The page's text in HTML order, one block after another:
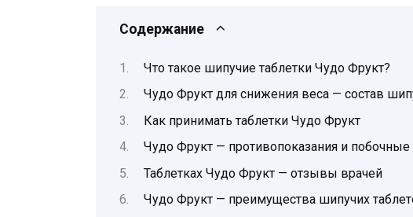
Содержание
Что такое шипучие таблетки Чудо Фрукт?
Чудо Фрукт для снижения веса — состав
Как принимать таблетки Чудо Фрукт
Чудо Фрукт — противопоказания и
Таблетках Чудо Фрукт — отзывы врачей
Чудо Фрукт — преимущества шипучих